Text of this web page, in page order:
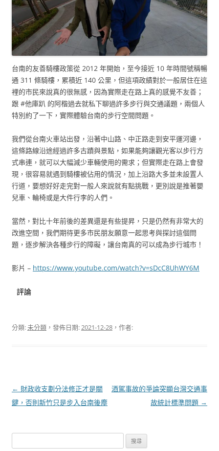
台南的友善騎樓政策從 2012 年開始，至今接近 10 年時間號稱暢
通 311 條騎樓，累積近 140 公里，但這項政績對於一般居住在這
裡的市民來說真的很無感，因為實際走在路上真的感覺不友善；
跟 #他庫趴 的阿楷過去就私下聊過許多步行與交通議題，兩個人
特別約了一下，實際體驗台南的步行空間問題。
我們從台南火車站出發，沿著中山路、中正路走到安平運河邊，
這條路線沿途經過許多古蹟與景點，如果能夠讓觀光客以步行方
式串連，就可以大幅減少車輛使用的需求；但實際走在路上會發
現，很容易就遇到騎樓被佔用的情況，加上沿路大多並未設置人
行道，要想好好走完對一般人來說就有點挑戰，更別說是推著嬰
兒車、輪椅或是大件行李的人們。
當然，對比十年前後的差異還是有些提昇，只是仍然有非常大的
改進空間，我們期待更多市民朋友願意一起思考與探討這個問
題，逐步解決各種步行的障礙，讓台南真的可以成為步行城市！
影片 – https://www.youtube.com/watch?v=sDcC8UhWY6M
評論
分類:未分類 ，發佈日期:2021-12-28 ，作者:
文
章
← 財政收支劃分法修正才是關
鍵，否則新竹只是步入台南後塵
酒駕事故的爭論突顯台灣交通事
故統計標準問題 →